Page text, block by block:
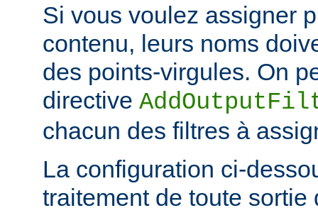
Si vous voulez assigner
contenu, leurs noms
des points-virgules. On
directive
chacun des filtres à
La configuration ci-
traitement de toute sortie